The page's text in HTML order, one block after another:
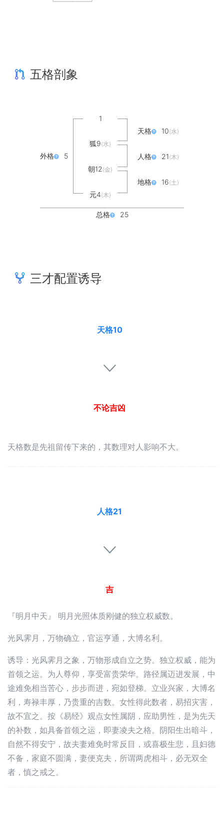
五格剖象
外格 5
1
狐9(水)
朝12 (金)
元4(木)
天格 10(水)
人格 21(木)
地格 16(土)
总格 25
三才配置诱导
天格10
不论吉凶
天格数是先祖留传下来的，其数理对人影响不大。
人格21
吉
『明月中天』 明月光照体质刚健的独立权威数。
光风霁月，万物确立，官运亨通，大博名利。
诱导：光风霁月之象，万物形成自立之势。独立权威，能为
首领之运。为人尊仰，享受富贵荣华。路径属迈进发展，中
途难免相当苦心，步步而进，宛如登梯。立业兴家，大博名
利，寿禄丰厚，乃贵重的吉数。女性得此数者，易招灾害，
故不宜之。按《易经》观点女性属阴，应助男性，是为先天
的补数，如具备首领之运，即妻凌夫之格。阴阳生出暗斗，
自然不得安宁，故夫妻难免时常反目，或喜极生悲，且妇德
不备，家庭不圆满，妻便克夫，所谓两虎相斗，必无双全
者，慎之戒之。